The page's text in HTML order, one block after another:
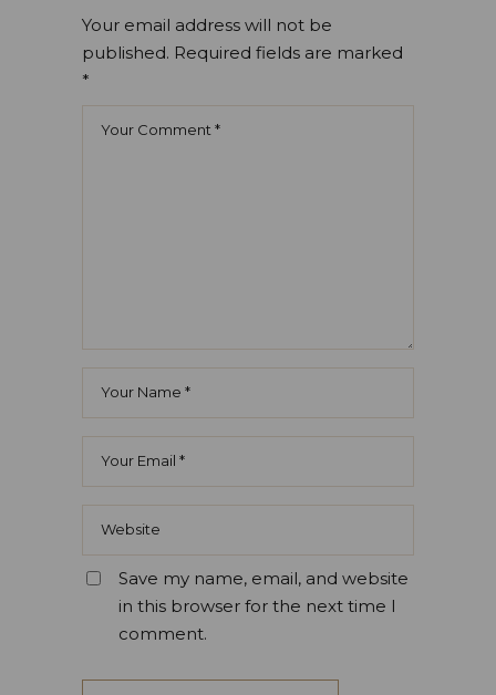
Your email address will not be
published. Required fields are marked
*
Save my name, email, and website
in this browser for the next time I
comment.